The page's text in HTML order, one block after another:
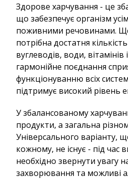
Здорове харчування - це
що забезпечує організм
поживними речовинами.
потрібна достатня
вуглеводів, води, вітамінів
гармонійне поєднання
функціонуванню всіх
підтримує високий рівень
У збалансованому
продукти, а загальна
Універсального варіанту,
кожному, не існує - під час
необхідно звернути увагу
захворювання та можливі